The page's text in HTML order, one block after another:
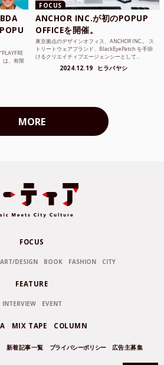
は、有限
FOCUS
ANCHOR INC.が初のPOPUP
OFFICEを開催。
東京拠点のデザインオフィス、ANCHOR INC.。 ス
トリートウェアブランド、BlackEyePatch を手掛
けるクリエイティブエージェンシーとして...
2024.12.19 ヒラバヤシ
MORE
FOCUS
ART/DESIGN BOOK FASHION CITY
FEATURE
INTERVIEW EVENT
MIX TAPE COLUMN
新着記事一覧 プライバシーポリシー 広告主募集